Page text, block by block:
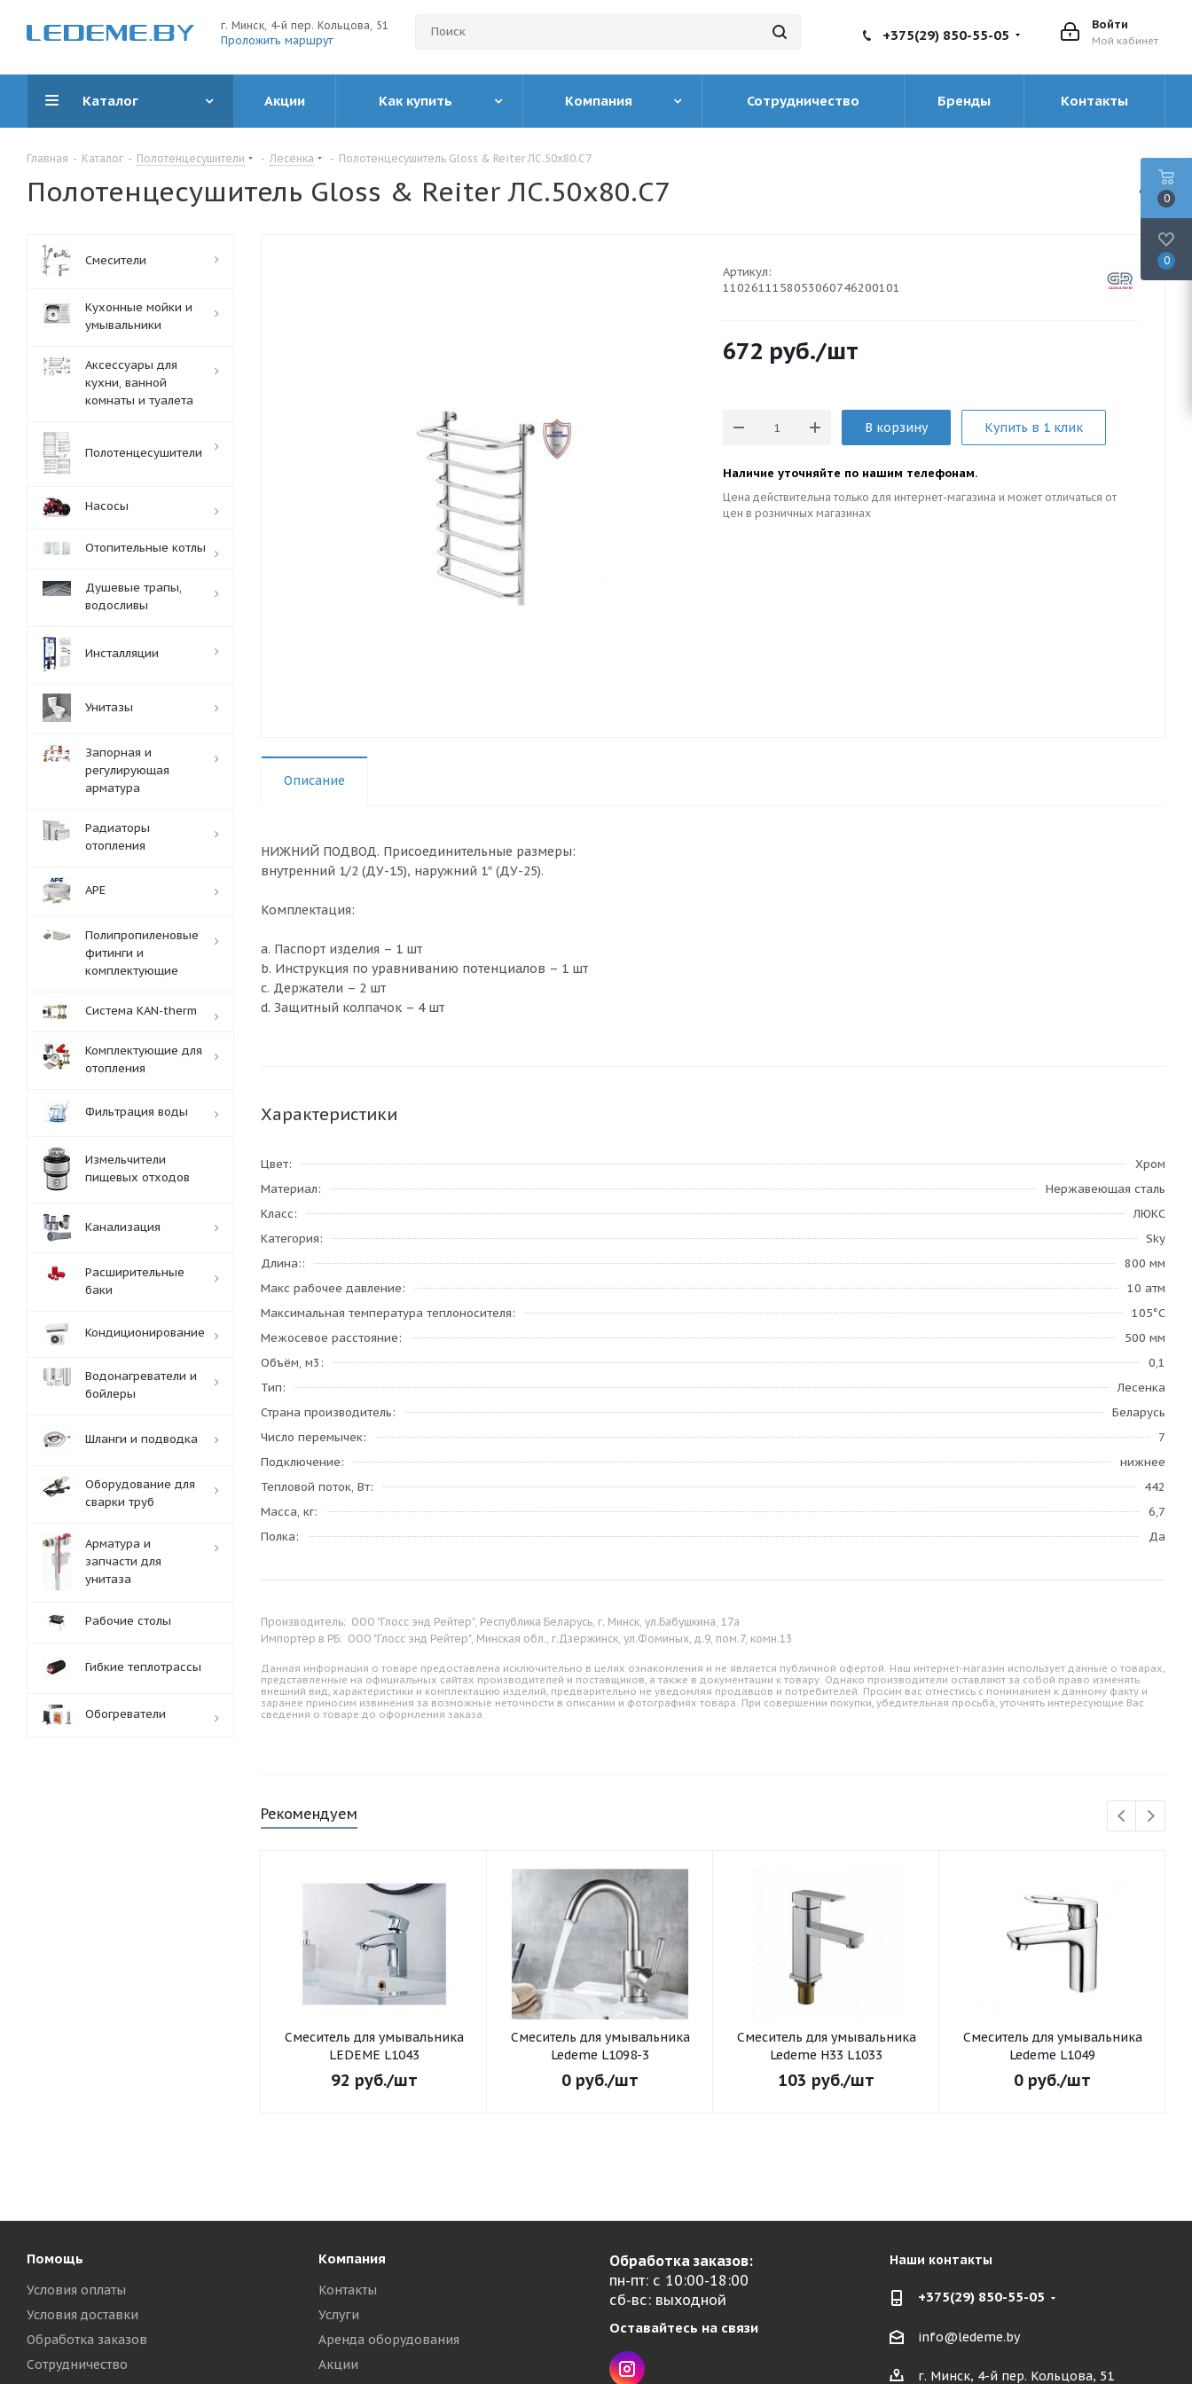
г. Минск, 4-й пер. Кольцова, 51
Проложить маршрут
Войти
Мой кабинет
+375(29) 850-55-05
Каталог Акции Как купить Компания Сотрудничество Бренды Контакты
Главная - Каталог - Полотенцесушители - Лесенка - Полотенцесушитель Gloss & Reiter ЛС.50х80.С7
Полотенцесушитель Gloss & Reiter ЛС.50х80.С7
Артикул:
1102611158053060746200101
672 руб./шт
В корзину Купить в 1 клик
Наличие уточняйте по нашим телефонам.
Цена действительна только для интернет-магазина и может отличаться от
цен в розничных магазинах
Описание
НИЖНИЙ ПОДВОД. Присоединительные размеры:
внутренний 1/2 (ДУ-15), наружний 1″ (ДУ-25).
Комплектация:
a. Паспорт изделия – 1 шт
b. Инструкция по уравниванию потенциалов – 1 шт
c. Держатели – 2 шт
d. Защитный колпачок – 4 шт
Характеристики
Цвет
Хром
Материал
Нержавеющая сталь
Класс
ЛЮКС
Категория
Sky
Длина:
800 мм
Макс рабочее давление
10 атм
Максимальная температура теплоносителя
105°С
Межосевое расстояние
500 мм
Объём, м3
0,1
Тип
Лесенка
Страна производитель
Беларусь
Число перемычек
7
Подключение
нижнее
Тепловой поток, Вт
442
Масса, кг
6,7
Полка
Да
Производитель: ООО "Глосс энд Рейтер", Республика Беларусь, г. Минск, ул.Бабушкина, 17а
Импортёр в РБ: ООО "Глосс энд Рейтер", Минская обл., г.Дзержинск, ул.Фоминых, д.9, пом.7, комн.13
Данная информация о товаре предоставлена исключительно в целях ознакомления и не является публичной офертой. Наш интернет-магазин использует данные о товарах,
представленные на официальных сайтах производителей и поставщиков, а также в документации к товару. Однако производители оставляют за собой право изменять
внешний вид, характеристики и комплектацию изделий, предварительно не уведомляя продавцов и потребителей. Просим вас отнестись с пониманием к данному факту и
заранее приносим извинения за возможные неточности в описании и фотографиях товара. При совершении покупки, убедительная просьба, уточнять интересующие Вас
сведения о товаре до оформления заказа.
Рекомендуем
Смеситель для умывальника
LEDEME L1043
92 руб./шт
Смеситель для умывальника
Ledeme L1098-3
0 руб./шт
Смеситель для умывальника
Ledeme H33 L1033
103 руб./шт
Смеситель для умывальника
Ledeme L1049
0 руб./шт
Смесители
Кухонные мойки и
умывальники
Аксессуары для
кухни, ванной
комнаты и туалета
Полотенцесушители
Насосы
Отопительные котлы
Душевые трапы,
водосливы
Инсталляции
Унитазы
Запорная и
регулирующая
арматура
Радиаторы
отопления
APE
Полипропиленовые
фитинги и
комплектующие
Система KAN-therm
Комплектующие для
отопления
Фильтрация воды
Измельчители
пищевых отходов
Канализация
Расширительные
баки
Кондиционирование
Водонагреватели и
бойлеры
Шланги и подводка
Оборудование для
сварки труб
Арматура и
запчасти для
унитаза
Рабочие столы
Гибкие теплотрассы
Обогреватели
Помощь
Условия оплаты
Условия доставки
Обработка заказов
Сотрудничество
Компания
Контакты
Услуги
Аренда оборудования
Акции
Обработка заказов:
пн-пт: с 10:00-18:00
сб-вс: выходной
Оставайтесь на связи
Наши контакты
+375(29) 850-55-05
info@ledeme.by
г. Минск, 4-й пер. Кольцова, 51
0
0